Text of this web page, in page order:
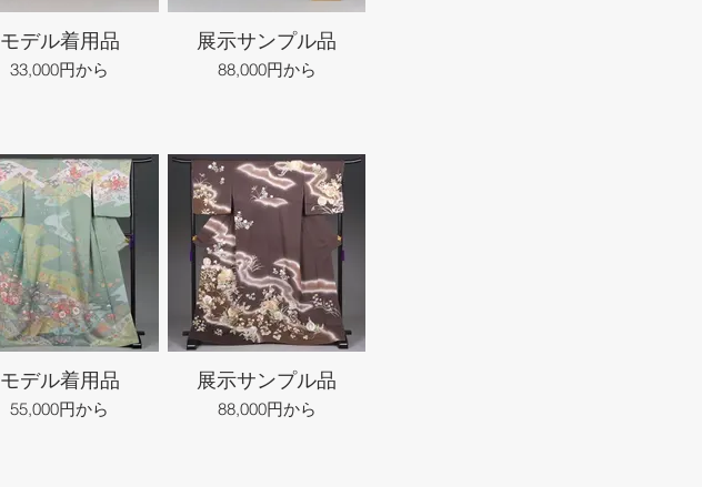
モデル着用品
33,000円から
展示サンプル品
88,000円から
モデル着用品
55,000円から
展示サンプル品
88,000円から